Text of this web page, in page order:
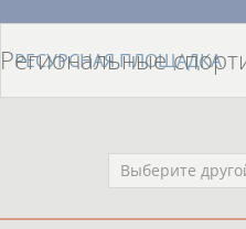
РЕСУРСНАЯ ПЛОЩАДКА
Региональные
Выберите